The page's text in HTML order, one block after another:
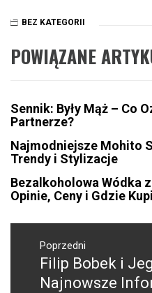
BEZ KATEGORII
POWIĄZANE
Sennik: Były Mąż – Co
Partnerze?
Najmodniejsze Mohito
Trendy i Stylizacje
Bezalkoholowa Wódka
Opinie, Ceny i Gdzie
Nawigacja
wpisuPoprzedni
Poprzedni
wpis:
Filip Bobek i
Najnowsze